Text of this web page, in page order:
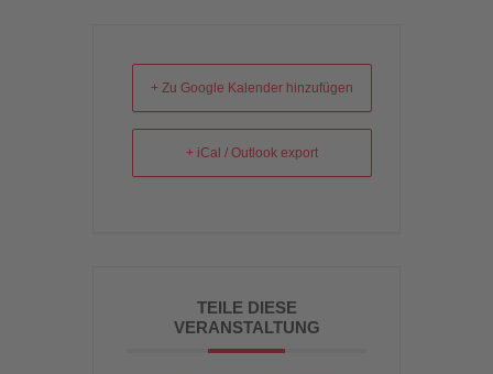
+ Zu Google Kalender hinzufügen
+ iCal / Outlook export
TEILE DIESE
VERANSTALTUNG